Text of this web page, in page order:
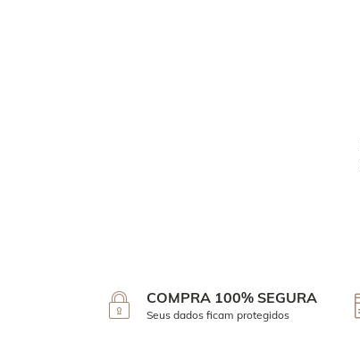
COMPRA 100% SEGURA
Seus dados ficam protegidos